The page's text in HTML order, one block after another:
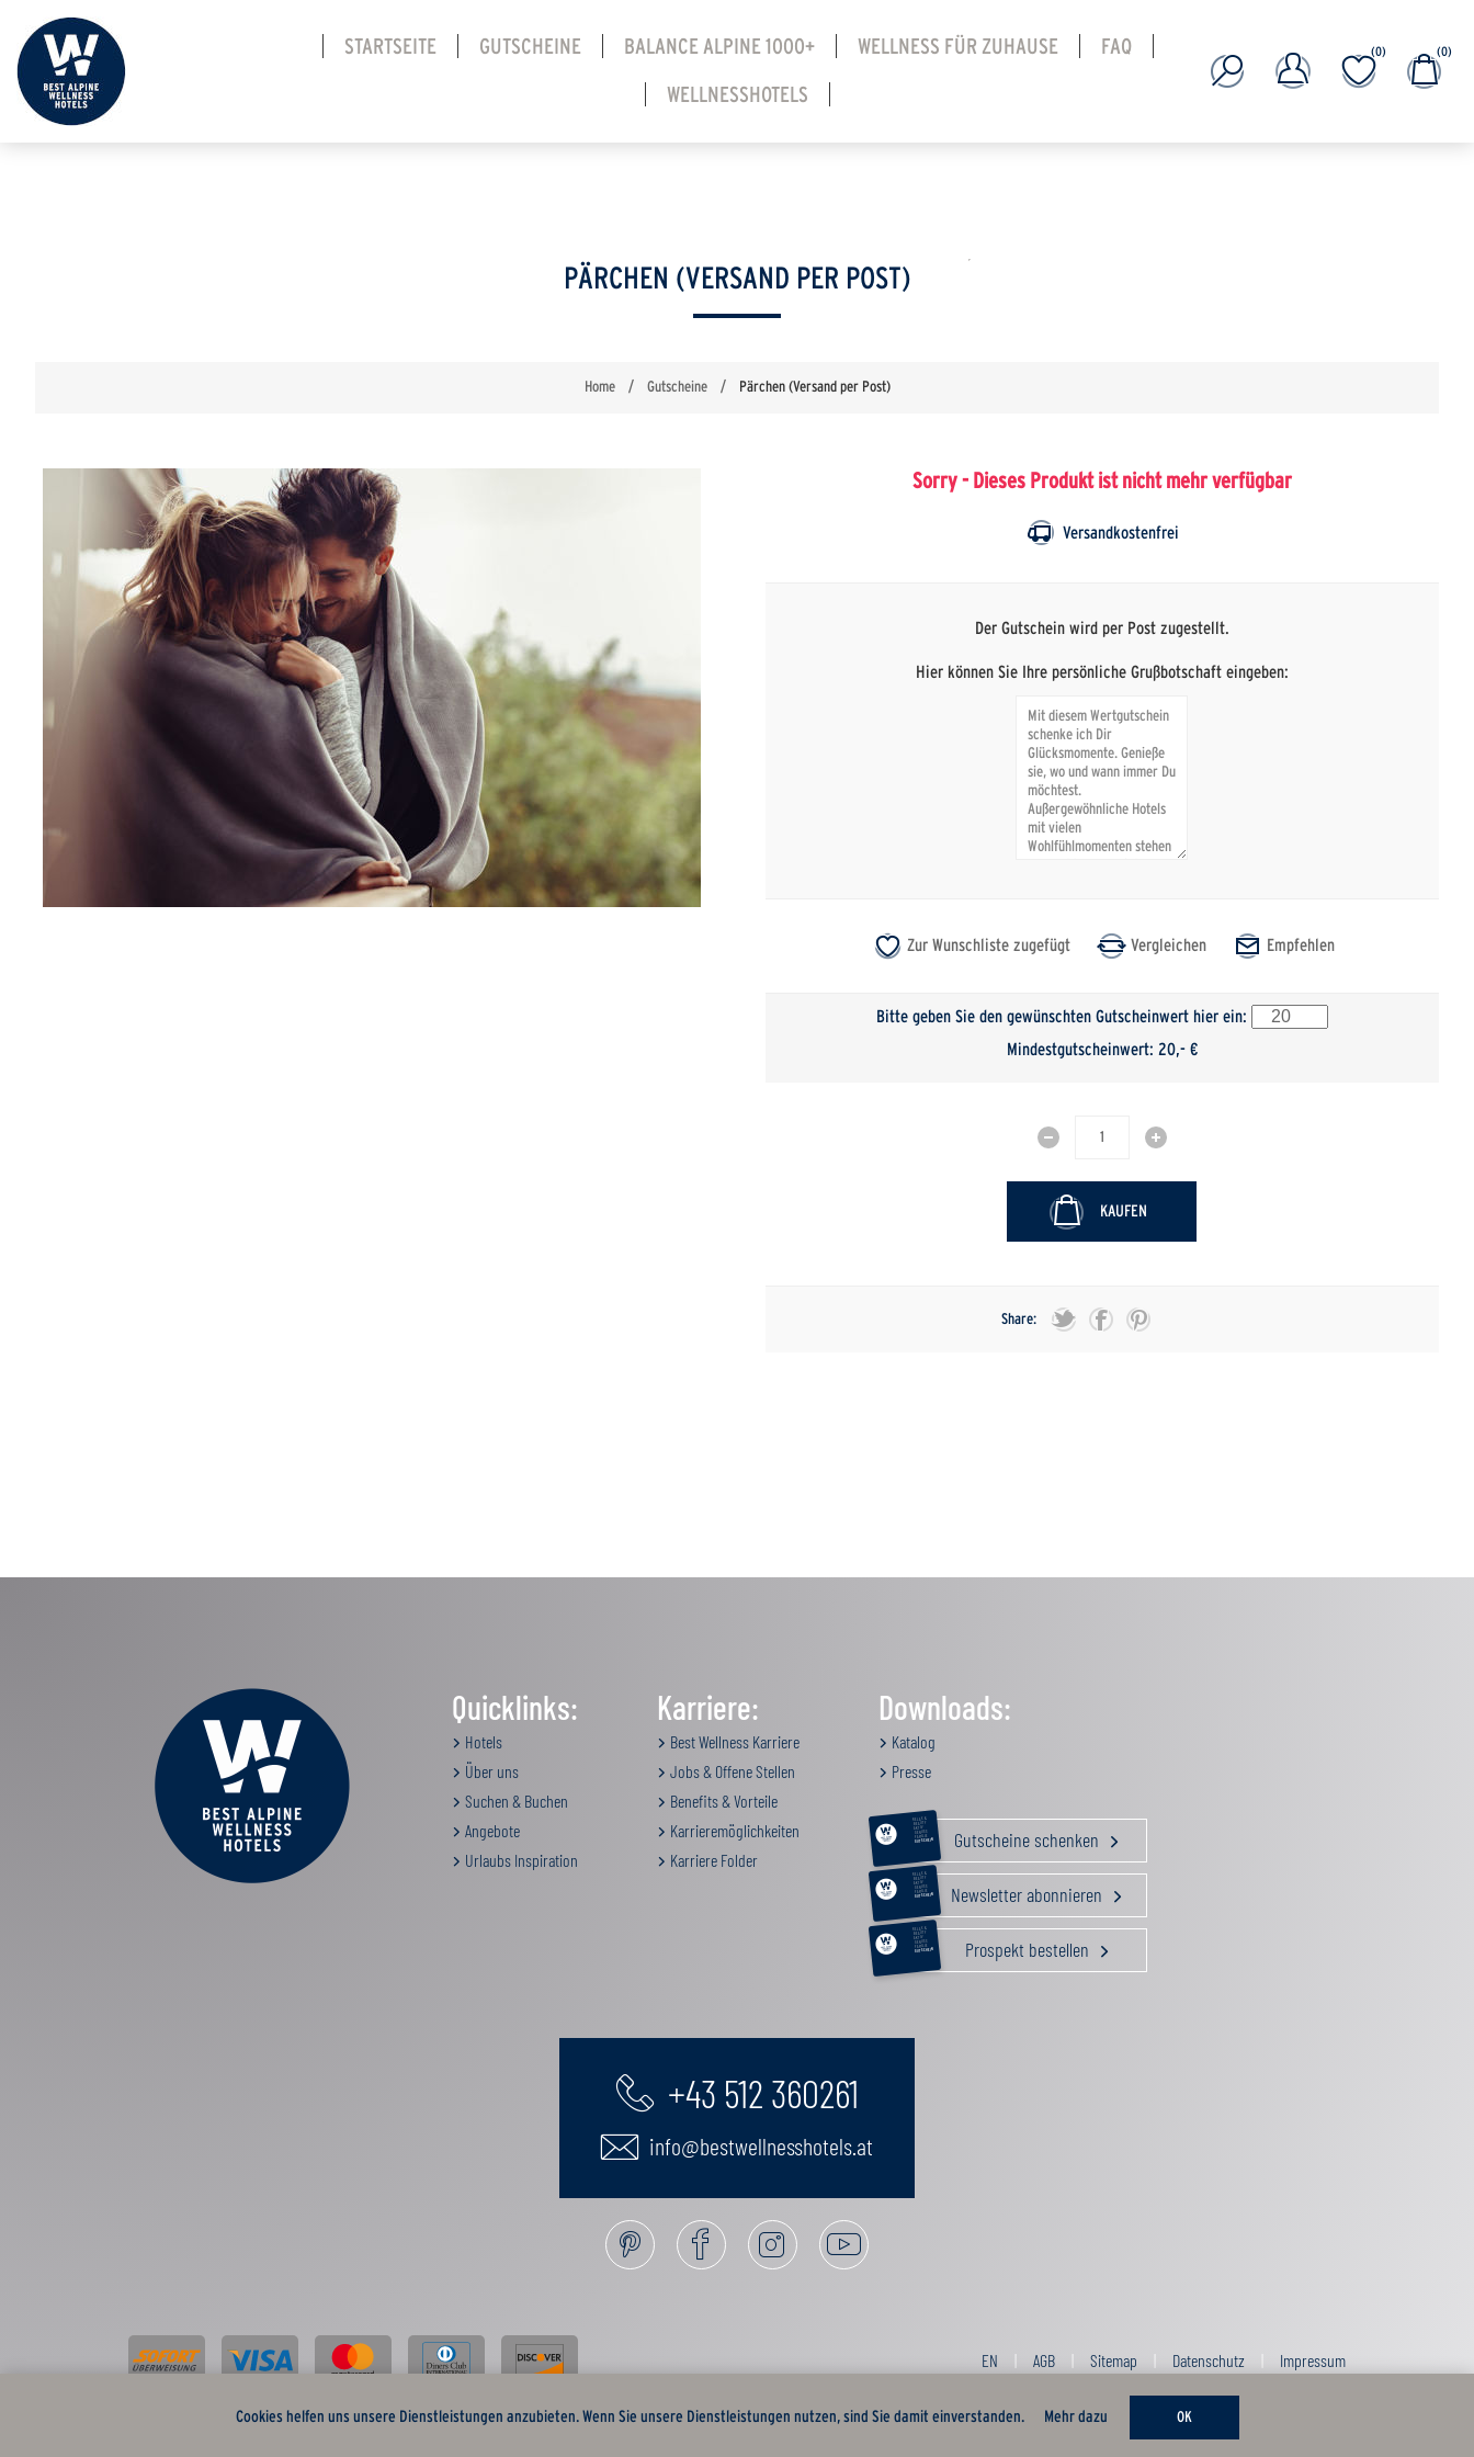
STARTSEITE GUTSCHEINE BALANCE ALPINE 1000+ WELLNESS FÜR ZUHAUSE FAQ
WELLNESSHOTELS
(0) (0)
Home / Gutscheine / Pärchen (Versand per Post)
PÄRCHEN (VERSAND PER POST)
Sorry - Dieses Produkt ist nicht mehr verfügbar
Versandkostenfrei
Der Gutschein wird per Post zugestellt.
Hier können Sie Ihre persönliche Grußbotschaft eingeben:
Bitte geben Sie den gewünschten Gutscheinwert hier ein:
Mindestgutscheinwert: 20,- €
KAUFEN
Share:
Quicklinks:
Hotels
Über uns
Suchen & Buchen
Angebote
Urlaubs Inspiration
Karriere:
Best Wellness Karriere
Jobs & Offene Stellen
Benefits & Vorteile
Karrieremöglichkeiten
Karriere Folder
Downloads:
Katalog
Presse
RELAX &
BEAUTY
AKTIV
GENUSS
FAMILIE
GUTSCHEIN Gutscheine schenken
RELAX &
BEAUTY
AKTIV
GENUSS
FAMILIE
GUTSCHEIN Newsletter abonnieren
RELAX &
BEAUTY
AKTIV
GENUSS
FAMILIE
GUTSCHEIN Prospekt bestellen
+43 512 360261
info@bestwellnesshotels.at
EN AGB Sitemap Datenschutz Impressum
Cookies helfen uns unsere Dienstleistungen anzubieten. Wenn Sie unsere Dienstleistungen nutzen, sind Sie damit einverstanden. Mehr dazu OK